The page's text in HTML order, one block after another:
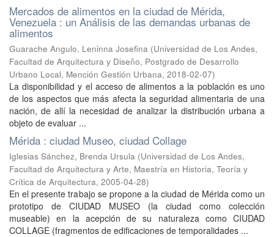
Mercados de alimentos en la ciudad de Mérida,
Venezuela : un Análisis de las demandas urbanas de
alimentos
Guarache Angulo, Leninna Josefina (Universidad de Los Andes,
Facultad de Arquitectura y Diseño, Postgrado de Desarrollo
Urbano Local, Mención Gestión Urbana, 2018-02-07)
La disponibilidad y el acceso de alimentos a la población es uno
de los aspectos que más afecta la seguridad alimentaria de una
nación, de allí la necesidad de analizar la distribución urbana a
objeto de evaluar ...
Mérida : ciudad Museo, ciudad Collage
Iglesias Sánchez, Brenda Ursula (Universidad de Los Andes,
Facultad de Arquitectura y Arte, Maestría en Historia, Teoría y
Crítica de Arquitectura, 2005-04-28)
En el presente trabajo se propone a la ciudad de Mérida como un
prototipo de CIUDAD MUSEO (la ciudad como colección
museable) en la acepción de su naturaleza como CIUDAD
COLLAGE (fragmentos de edificaciones de temporalidades ...